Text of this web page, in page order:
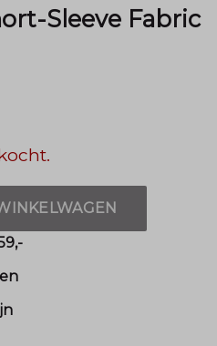
Sleeve Fabric